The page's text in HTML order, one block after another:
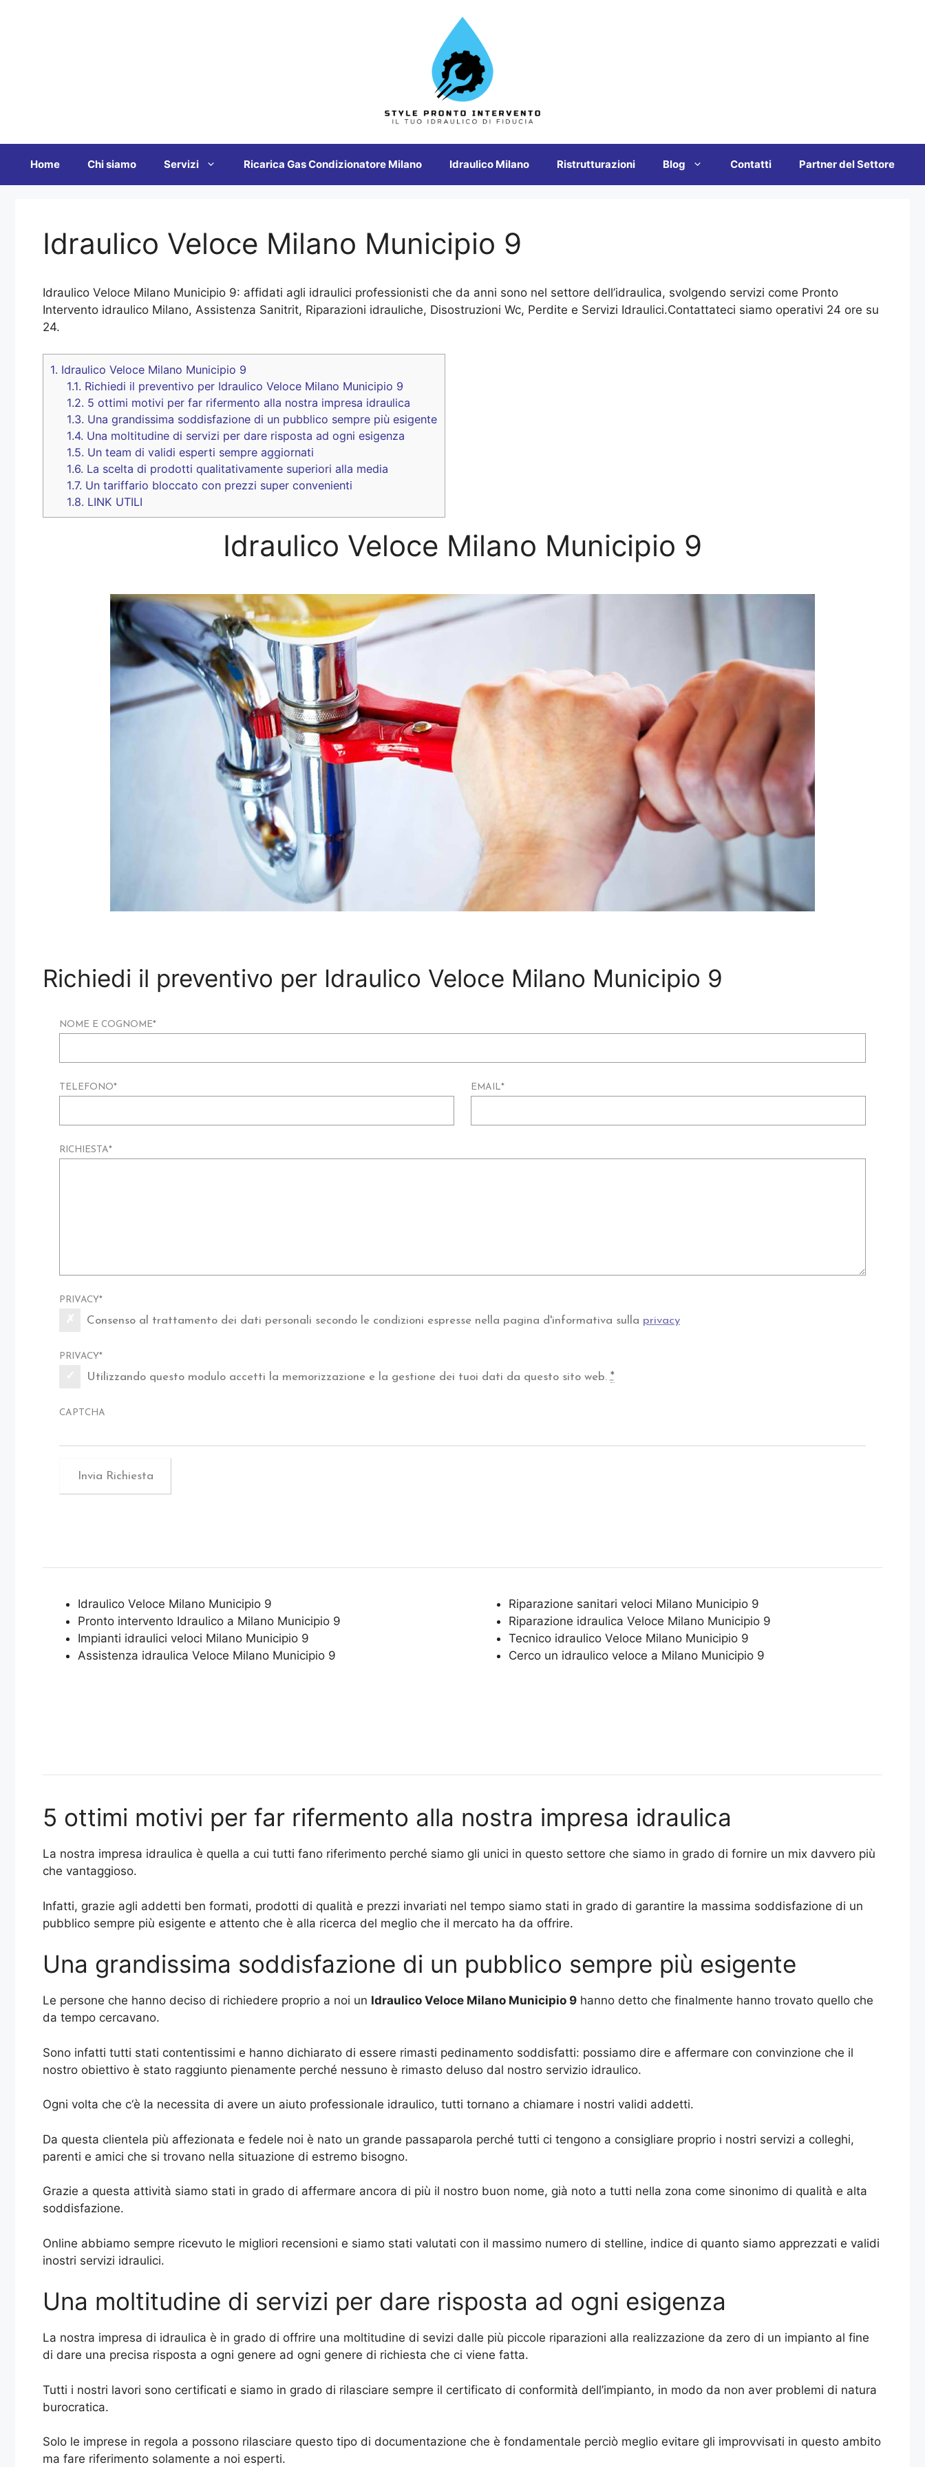
Home Chi siamo Servizi Ricarica Gas Condizionatore Milano Idraulico Milano Ristrutturazioni Blog Contatti Partner del Settore
Idraulico Veloce Milano Municipio 9
Idraulico Veloce Milano Municipio 9: affidati agli idraulici professionisti che da anni sono nel settore dell’idraulica, svolgendo servizi come Pronto
Intervento idraulico Milano, Assistenza Sanitrit, Riparazioni idrauliche, Disostruzioni Wc, Perdite e Servizi Idraulici.Contattateci siamo operativi 24 ore su
24.
1. Idraulico Veloce Milano Municipio 9
1.1. Richiedi il preventivo per Idraulico Veloce Milano Municipio 9
1.2. 5 ottimi motivi per far rifermento alla nostra impresa idraulica
1.3. Una grandissima soddisfazione di un pubblico sempre più esigente
1.4. Una moltitudine di servizi per dare risposta ad ogni esigenza
1.5. Un team di validi esperti sempre aggiornati
1.6. La scelta di prodotti qualitativamente superiori alla media
1.7. Un tariffario bloccato con prezzi super convenienti
1.8. LINK UTILI
Idraulico Veloce Milano Municipio 9
Richiedi il preventivo per Idraulico Veloce Milano Municipio 9
NOME E COGNOME*
TELEFONO* EMAIL*
RICHIESTA*
PRIVACY*
Consenso al trattamento dei dati personali secondo le condizioni espresse nella pagina d'informativa sulla privacy
PRIVACY*
Utilizzando questo modulo accetti la memorizzazione e la gestione dei tuoi dati da questo sito web. *
CAPTCHA
Idraulico Veloce Milano Municipio 9
Pronto intervento Idraulico a Milano Municipio 9
Impianti idraulici veloci Milano Municipio 9
Assistenza idraulica Veloce Milano Municipio 9
Riparazione sanitari veloci Milano Municipio 9
Riparazione idraulica Veloce Milano Municipio 9
Tecnico idraulico Veloce Milano Municipio 9
Cerco un idraulico veloce a Milano Municipio 9
5 ottimi motivi per far rifermento alla nostra impresa idraulica
La nostra impresa idraulica è quella a cui tutti fano riferimento perché siamo gli unici in questo settore che siamo in grado di fornire un mix davvero più
che vantaggioso.
Infatti, grazie agli addetti ben formati, prodotti di qualità e prezzi invariati nel tempo siamo stati in grado di garantire la massima soddisfazione di un
pubblico sempre più esigente e attento che è alla ricerca del meglio che il mercato ha da offrire.
Una grandissima soddisfazione di un pubblico sempre più esigente
Le persone che hanno deciso di richiedere proprio a noi un Idraulico Veloce Milano Municipio 9 hanno detto che finalmente hanno trovato quello che
da tempo cercavano.
Sono infatti tutti stati contentissimi e hanno dichiarato di essere rimasti pedinamento soddisfatti: possiamo dire e affermare con convinzione che il
nostro obiettivo è stato raggiunto pienamente perché nessuno è rimasto deluso dal nostro servizio idraulico.
Ogni volta che c‘è la necessita di avere un aiuto professionale idraulico, tutti tornano a chiamare i nostri validi addetti.
Da questa clientela più affezionata e fedele noi è nato un grande passaparola perché tutti ci tengono a consigliare proprio i nostri servizi a colleghi,
parenti e amici che si trovano nella situazione di estremo bisogno.
Grazie a questa attività siamo stati in grado di affermare ancora di più il nostro buon nome, già noto a tutti nella zona come sinonimo di qualità e alta
soddisfazione.
Online abbiamo sempre ricevuto le migliori recensioni e siamo stati valutati con il massimo numero di stelline, indice di quanto siamo apprezzati e validi
inostri servizi idraulici.
Una moltitudine di servizi per dare risposta ad ogni esigenza
La nostra impresa di idraulica è in grado di offrire una moltitudine di sevizi dalle più piccole riparazioni alla realizzazione da zero di un impianto al fine
di dare una precisa risposta a ogni genere ad ogni genere di richiesta che ci viene fatta.
Tutti i nostri lavori sono certificati e siamo in grado di rilasciare sempre il certificato di conformità dell’impianto, in modo da non aver problemi di natura
burocratica.
Solo le imprese in regola a possono rilasciare questo tipo di documentazione che è fondamentale perciò meglio evitare gli improvvisati in questo ambito
ma fare riferimento solamente a noi esperti.